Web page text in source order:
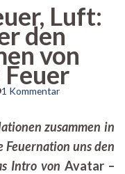
Luft:
den
von
1 Kommentarzu
Feuer,
Luft:
Was
zusammen in
uns den
Intro von Avatar –